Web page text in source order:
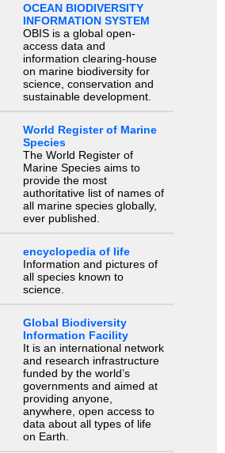
OCEAN BIODIVERSITY
INFORMATION SYSTEM
OBIS is a global open-
access data and
information clearing-house
on marine biodiversity for
science, conservation and
sustainable development.
World Register of Marine
Species
The World Register of
Marine Species aims to
provide the most
authoritative list of names of
all marine species globally,
ever published.
encyclopedia of life
Information and pictures of
all species known to
science.
Global Biodiversity
Information Facility
It is an international network
and research infrastructure
funded by the world’s
governments and aimed at
providing anyone,
anywhere, open access to
data about all types of life
on Earth.